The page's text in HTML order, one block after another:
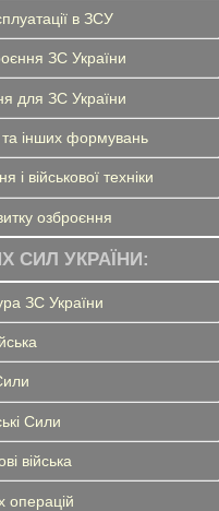
в ЗСУ
ЗС України
для ЗС України
інших формувань
і військової техніки
озброєння
СИЛ УКРАЇНИ:
ЗС України
Сили
війська
операцій